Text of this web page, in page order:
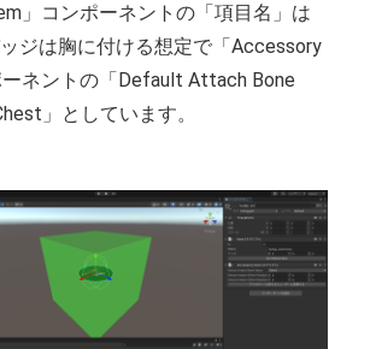
」コンポーネントの「項目名」は
ジは胸に付ける想定で「Accessory
ネントの「Default Attach Bone
」としています。